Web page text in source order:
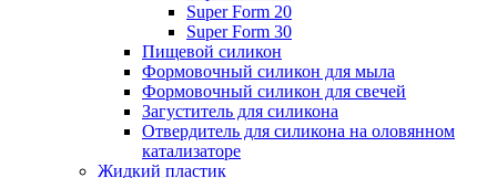
Super Form 20
Super Form 30
Пищевой силикон
Формовочный силикон для мыла
Формовочный силикон для свечей
Загуститель для силикона
Отвердитель для силикона на оловянном
катализаторе
Жидкий пластик